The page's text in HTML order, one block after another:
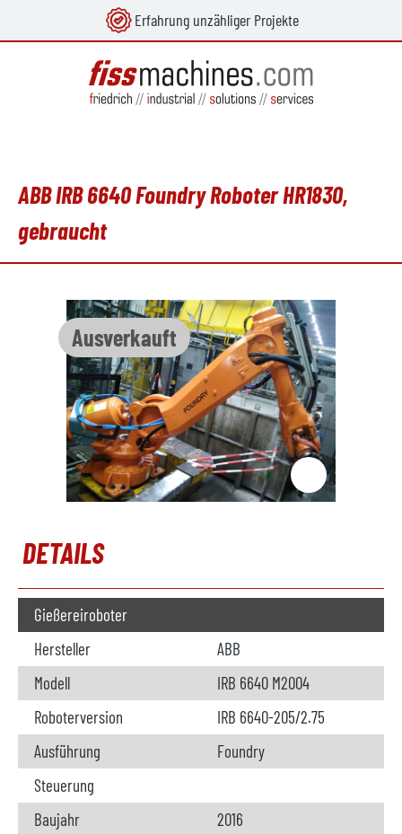
Erfahrung unzähliger Projekte
ABB IRB 6640 Foundry Roboter HR1830,
gebraucht
Ausverkauft
Bildergalerie überspringen
DETAILS
Gießereiroboter
Hersteller
ABB
Modell
IRB 6640 M2004
Roboterversion
IRB 6640-205/2.75
Ausführung
Foundry
Steuerung
Baujahr
2016